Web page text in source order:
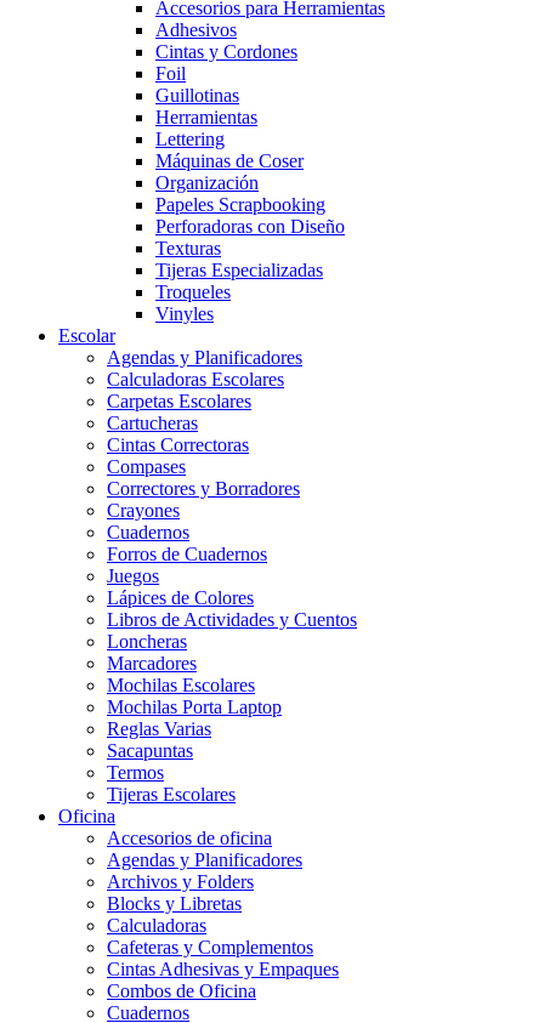
Accesorios para Herramientas
Adhesivos
Cintas y Cordones
Foil
Guillotinas
Herramientas
Lettering
Máquinas de Coser
Organización
Papeles Scrapbooking
Perforadoras con Diseño
Texturas
Tijeras Especializadas
Troqueles
Vinyles
Escolar
Agendas y Planificadores
Calculadoras Escolares
Carpetas Escolares
Cartucheras
Cintas Correctoras
Compases
Correctores y Borradores
Crayones
Cuadernos
Forros de Cuadernos
Juegos
Lápices de Colores
Libros de Actividades y Cuentos
Loncheras
Marcadores
Mochilas Escolares
Mochilas Porta Laptop
Reglas Varias
Sacapuntas
Termos
Tijeras Escolares
Oficina
Accesorios de oficina
Agendas y Planificadores
Archivos y Folders
Blocks y Libretas
Calculadoras
Cafeteras y Complementos
Cintas Adhesivas y Empaques
Combos de Oficina
Cuadernos